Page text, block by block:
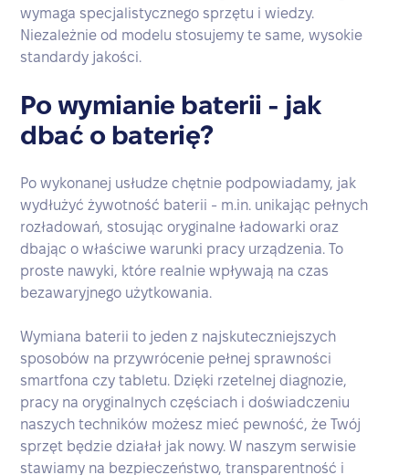
wymaga specjalistycznego sprzętu i wiedzy.
Niezależnie od modelu stosujemy te same, wysokie
standardy jakości.
Po wymianie baterii - jak
dbać o baterię?
Po wykonanej usłudze chętnie podpowiadamy, jak
wydłużyć żywotność baterii - m.in. unikając pełnych
rozładowań, stosując oryginalne ładowarki oraz
dbając o właściwe warunki pracy urządzenia. To
proste nawyki, które realnie wpływają na czas
bezawaryjnego użytkowania.
Wymiana baterii to jeden z najskuteczniejszych
sposobów na przywrócenie pełnej sprawności
smartfona czy tabletu. Dzięki rzetelnej diagnozie,
pracy na oryginalnych częściach i doświadczeniu
naszych techników możesz mieć pewność, że Twój
sprzęt będzie działał jak nowy. W naszym serwisie
stawiamy na bezpieczeństwo, transparentność i